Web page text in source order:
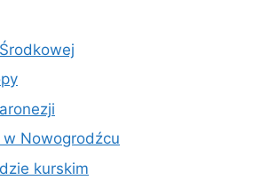
Nowogrodźcu
kurskim